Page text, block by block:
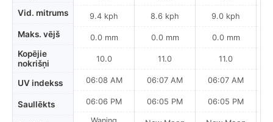
Vid. mitrums
Maks. vējš
Kopējie
nokrišņi
UV indekss
Saullēkts
9.4 kph
0.0 mm
10.0
06:08 AM
06:06 PM
8.6 kph
0.0 mm
11.0
06:07 AM
06:05 PM
9.0 kph
0.0 mm
11.0
06:07 AM
06:05 PM